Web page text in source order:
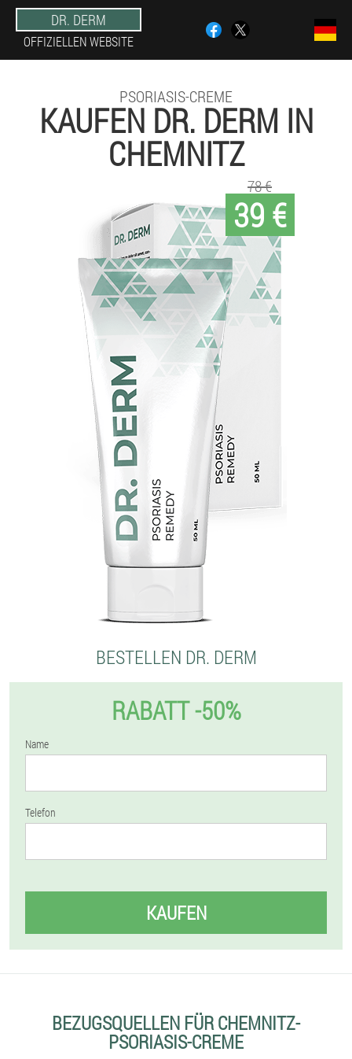
DR. DERM
OFFIZIELLEN WEBSITE
PSORIASIS-CREME
KAUFEN DR. DERM IN
CHEMNITZ
39 €
78 €
BESTELLEN DR. DERM
RABATT -50%
Name
Telefon
KAUFEN
BEZUGSQUELLEN FÜR CHEMNITZ-
PSORIASIS-CREME